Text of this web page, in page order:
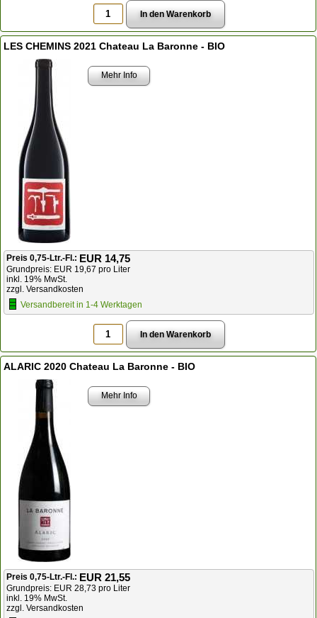
LES CHEMINS 2021 Chateau La Baronne - BIO
Mehr Info
Preis 0,75-Ltr.-Fl.: EUR 14,75
Grundpreis: EUR 19,67 pro Liter
inkl. 19% MwSt.
zzgl. Versandkosten
Versandbereit in 1-4 Werktagen
ALARIC 2020 Chateau La Baronne - BIO
Mehr Info
Preis 0,75-Ltr.-Fl.: EUR 21,55
Grundpreis: EUR 28,73 pro Liter
inkl. 19% MwSt.
zzgl. Versandkosten